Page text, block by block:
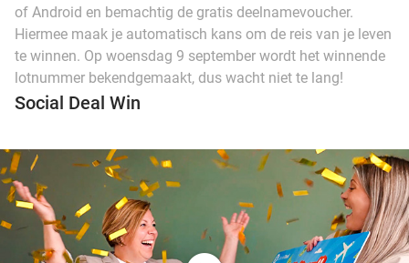
of Android en bemachtig de gratis deelnamevoucher.
Hiermee maak je automatisch kans om de reis van je leven
te winnen. Op woensdag 9 september wordt het winnende
lotnummer bekendgemaakt, dus wacht niet te lang!
Social Deal Win